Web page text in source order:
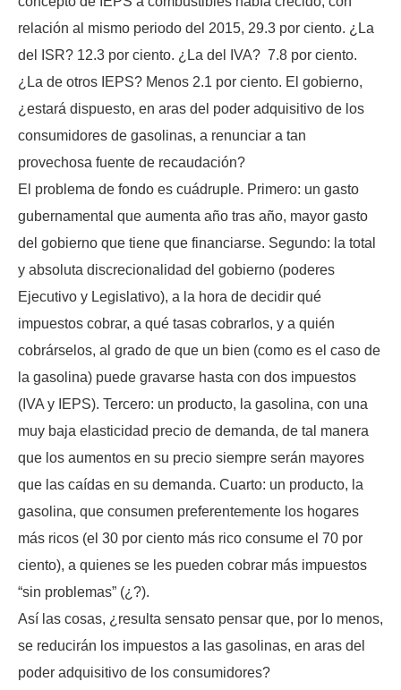
relación al mismo periodo del 2015, 29.3 por ciento. ¿La
del ISR? 12.3 por ciento. ¿La del IVA? 7.8 por ciento.
¿La de otros IEPS? Menos 2.1 por ciento. El gobierno,
¿estará dispuesto, en aras del poder adquisitivo de los
consumidores de gasolinas, a renunciar a tan
provechosa fuente de recaudación?
El problema de fondo es cuádruple. Primero: un gasto
gubernamental que aumenta año tras año, mayor gasto
del gobierno que tiene que financiarse. Segundo: la total
y absoluta discrecionalidad del gobierno (poderes
Ejecutivo y Legislativo), a la hora de decidir qué
impuestos cobrar, a qué tasas cobrarlos, y a quién
cobrárselos, al grado de que un bien (como es el caso de
la gasolina) puede gravarse hasta con dos impuestos
(IVA y IEPS). Tercero: un producto, la gasolina, con una
muy baja elasticidad precio de demanda, de tal manera
que los aumentos en su precio siempre serán mayores
que las caídas en su demanda. Cuarto: un producto, la
gasolina, que consumen preferentemente los hogares
más ricos (el 30 por ciento más rico consume el 70 por
ciento), a quienes se les pueden cobrar más impuestos
“sin problemas” (¿?).
Así las cosas, ¿resulta sensato pensar que, por lo menos,
se reducirán los impuestos a las gasolinas, en aras del
poder adquisitivo de los consumidores?